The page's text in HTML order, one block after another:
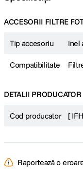
ACCESORII FILTRE
Tip accesoriu Inel
Compatibilitate
DETALII PRODUCATOR
Cod producator [
Raportează o